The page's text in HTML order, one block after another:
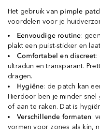
Het gebruik van pimple
voordelen voor je
Eenvoudige routine:
plakt een puist-sticker en
Comfortabel en discreet:
ultradun en transparant.
dragen.
Hygiëne: de patch kan
Hierdoor ben je minder
of aan te raken. Dat is
Verschillende formaten:
vormen voor zones als kin,